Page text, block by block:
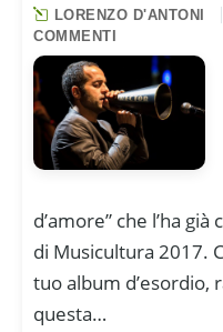
LORENZO D'ANTONI
COMMENTI
d’amore” che l’ha
di Musicultura 2017.
tuo album d’esordio,
questa…